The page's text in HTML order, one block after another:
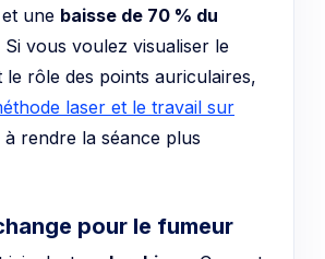
et une baisse de 70 % du
Si vous voulez visualiser le
le rôle des points auriculaires,
laser et le travail sur
à rendre la séance plus
pour le fumeur